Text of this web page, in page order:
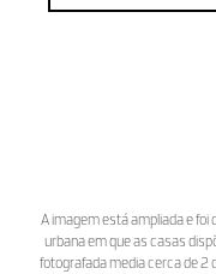
A imagem está ampliada e
urbana em que as casas
fotografada media cerca de